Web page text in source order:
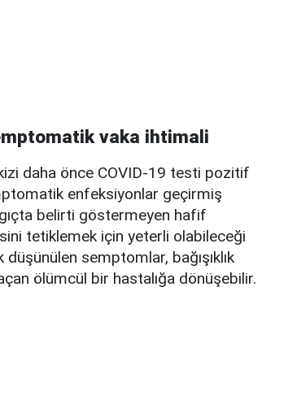
vaka ihtimali
daha önce COVID-19 testi pozitif
enfeksiyonlar geçirmiş
belirti göstermeyen hafif
tetiklemek için yeterli olabileceği
düşünülen semptomlar, bağışıklık
ölümcül bir hastalığa dönüşebilir.